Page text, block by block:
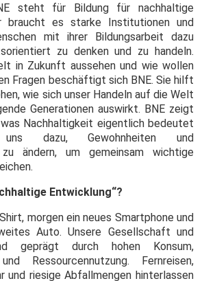
steht für Bildung für nachhaltige
braucht es starke Institutionen und
mit ihrer Bildungsarbeit dazu
zu denken und zu handeln.
in Zukunft aussehen und wie wollen
Fragen beschäftigt sich BNE. Sie hilft
wie sich unser Handeln auf die Welt
Generationen auswirkt. BNE zeigt
Nachhaltigkeit eigentlich bedeutet
dazu, Gewohnheiten und
zu ändern, um gemeinsam wichtige
Entwicklung“?
morgen ein neues Smartphone und
Auto. Unsere Gesellschaft und
geprägt durch hohen Konsum,
Ressourcennutzung. Fernreisen,
und riesige Abfallmengen hinterlassen